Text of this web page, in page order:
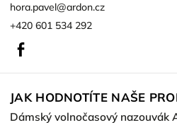
hora.pavel@ardon.cz
+420 601 534 292
JAK HODNOTÍTE NAŠE
Dámský volnočasový nazouvák